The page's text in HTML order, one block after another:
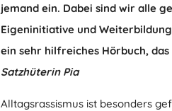
jemand ein. Dabei sind wir alle
Eigeninitiative und
ein sehr hilfreiches Hörbuch,
Satzhüterin Pia
Alltagsrassismus ist besonders